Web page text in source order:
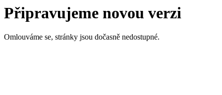
Připravujeme novou verzi
Omlouváme se, stránky jsou dočasně nedostupné.